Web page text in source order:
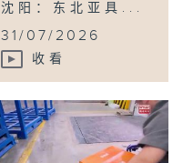
沈阳：东北亚具...
31/07/2026
收看